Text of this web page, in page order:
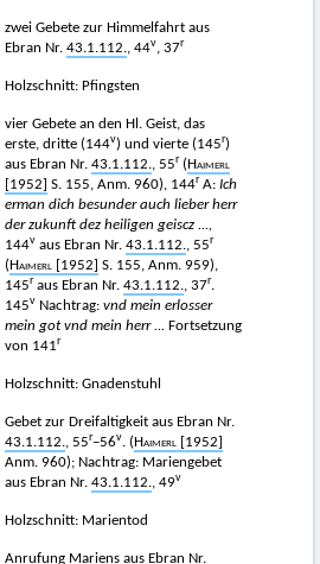
zwei Gebete zur Himmelfahrt aus
Ebran Nr. 43.1.112., 44v, 37r
Holzschnitt: Pfingsten
vier Gebete an den Hl. Geist, das
erste, dritte (144v) und vierte (145r)
aus Ebran Nr. 43.1.112., 55r ( Haimerl
[1952]
S. 155, Anm. 960), 144r A: Ich
erman dich besunder auch lieber herr
der zukunft dez heiligen geiscz ...,
144v aus Ebran Nr. 43.1.112., 55r
( Haimerl [1952]
S. 155, Anm. 959),
145r aus Ebran Nr. 43.1.112., 37r.
145v Nachtrag: vnd mein erlosser
mein got vnd mein herr ... Fortsetzung
von 141r
Holzschnitt: Gnadenstuhl
Gebet zur Dreifaltigkeit aus Ebran Nr.
43.1.112., 55r−56v. ( Haimerl [1952]
Anm. 960); Nachtrag: Mariengebet
aus Ebran Nr. 43.1.112., 49v
Holzschnitt: Marientod
Anrufung Mariens aus Ebran Nr.